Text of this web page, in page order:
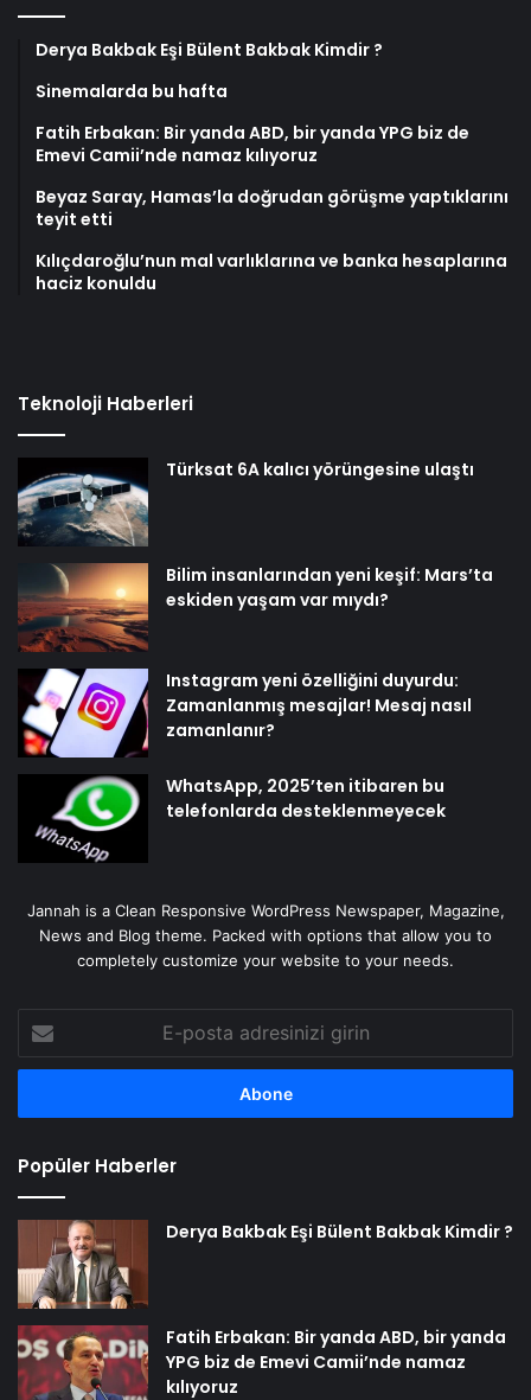
Derya Bakbak Eşi Bülent Bakbak Kimdir ?
Sinemalarda bu hafta
Fatih Erbakan: Bir yanda ABD, bir yanda YPG biz de
Emevi Camii’nde namaz kılıyoruz
Beyaz Saray, Hamas’la doğrudan görüşme yaptıklarını
teyit etti
Kılıçdaroğlu’nun mal varlıklarına ve banka hesaplarına
haciz konuldu
Teknoloji Haberleri
Türksat 6A kalıcı yörüngesine ulaştı
Bilim insanlarından yeni keşif: Mars’ta
eskiden yaşam var mıydı?
Instagram yeni özelliğini duyurdu:
Zamanlanmış mesajlar! Mesaj nasıl
zamanlanır?
WhatsApp, 2025’ten itibaren bu
telefonlarda desteklenmeyecek
Jannah is a Clean Responsive WordPress Newspaper, Magazine,
News and Blog theme. Packed with options that allow you to
completely customize your website to your needs.
posta
adresinizi
Popüler Haberler
Derya Bakbak Eşi Bülent Bakbak Kimdir ?
Fatih Erbakan: Bir yanda ABD, bir yanda
YPG biz de Emevi Camii’nde namaz
kılıyoruz